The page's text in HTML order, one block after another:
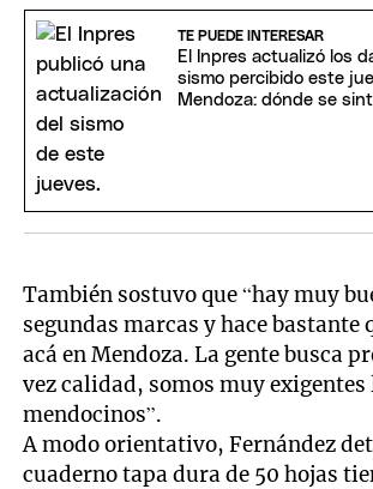
TE PUEDE INTERESAR
El Inpres actualizó los
sismo percibido este
Mendoza: dónde se
También sostuvo que “hay muy
segundas marcas y hace bastante
acá en Mendoza. La gente busca
vez calidad, somos muy exigentes
mendocinos”.
A modo orientativo, Fernández
cuaderno tapa dura de 50 hojas